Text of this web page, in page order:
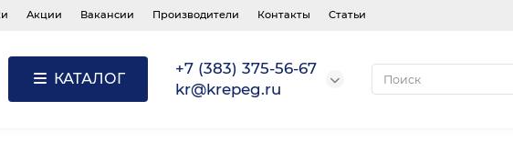
Акции Вакансии Производители Контакты Статьи
КАТАЛОГ
+7 (383) 375-56-67
kr@krepeg.ru